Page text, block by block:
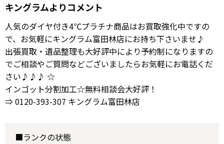
キングラムよりコメント
人気のダイヤ付き4℃プラチナ商品はお買取強化中ですの
で、お気軽にキングラム富田林店にお持ち下さいませ♪
出張買取・遺品整理も大好評中により予約制になりますの
でご相談やご質問などございましたらお気軽にお電話くだ
さい♪♪♪ ☆
インゴット分割加工☆無料相談会大好評！
⇒ 0120-393-307 キングラム富田林店
■ランクの状態